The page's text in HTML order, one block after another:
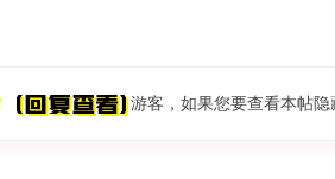
游客，如果您要查看本帖隐